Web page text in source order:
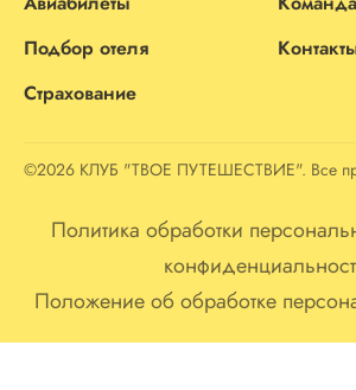
Подбор отеля
Страхование
©2026 КЛУБ "ТВОЕ ПУТЕШЕСТВИЕ". Все
Политика обработки
Положение об обработке